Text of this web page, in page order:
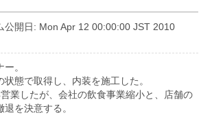
公開日: Mon Apr 12 00:00:00 JST 2010
。
態で取得し、内装を施工した。
業したが、会社の飲食事業縮小と、店舗の
を決意する。